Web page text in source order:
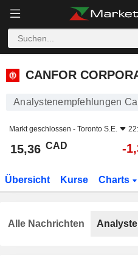
CANFOR CORPORATION
CANFOR
Analystenempfehlungen
Markt geschlossen - Toronto S.E.
15,36 CAD -
Übersicht Kurse Charts
Alle Nachrichten